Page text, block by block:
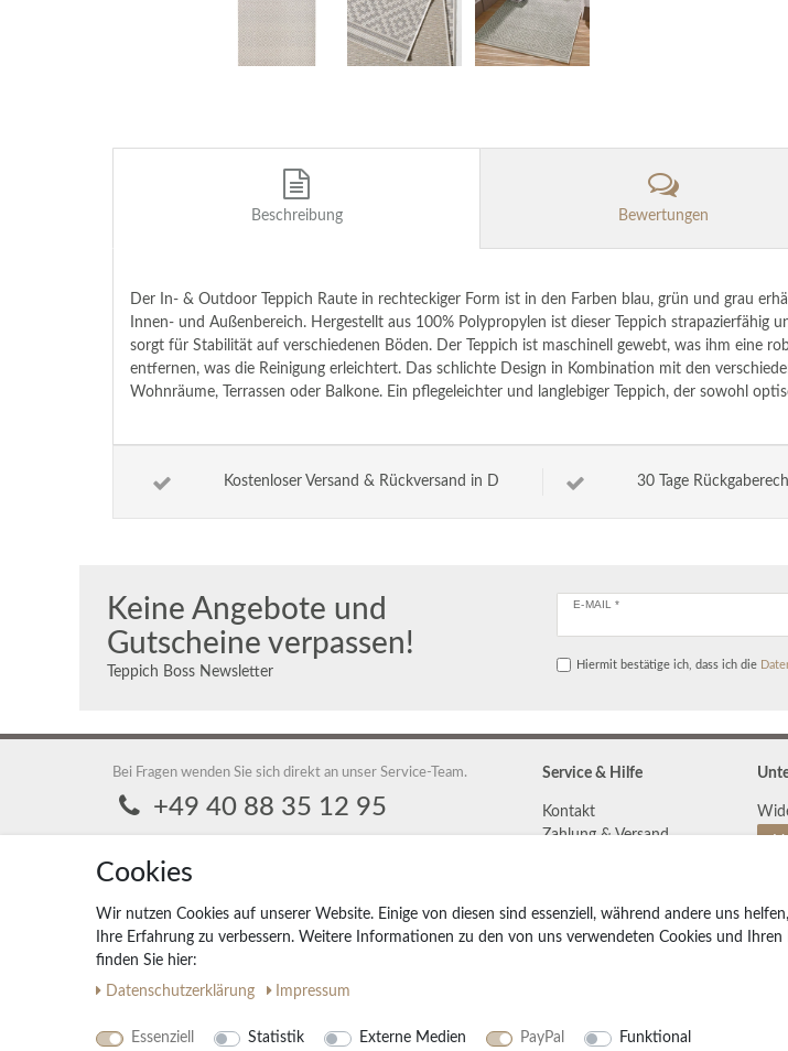
Beschreibung Bewertungen
Der In- & Outdoor Teppich Raute in rechteckiger Form ist in den Farben blau, grün und grau
Innen- und Außenbereich. Hergestellt aus 100% Polypropylen ist dieser Teppich
sorgt für Stabilität auf verschiedenen Böden. Der Teppich ist maschinell gewebt, was ihm eine
entfernen, was die Reinigung erleichtert. Das schlichte Design in Kombination mit den
Wohnräume, Terrassen oder Balkone. Ein pflegeleichter und langlebiger Teppich, der sowohl
Kostenloser Versand & Rückversand in D 30 Tage
Keine Angebote und
Gutscheine verpassen!
Teppich Boss Newsletter
E-MAIL *
Hiermit bestätige ich, dass ich die
Bei Fragen wenden Sie sich direkt an unser Service-Team.
+49 40 88 35 12 95
service@teppich-boss.de
Teppich Boss GmbH, 20259 Hamburg, Teppich Boss GmbH
Service & Hilfe
Kontakt
Zahlung & Versand
AGB
Cookies
Wir nutzen Cookies auf unserer Website. Einige von diesen sind essenziell, während andere uns
Ihre Erfahrung zu verbessern. Weitere Informationen zu den von uns verwendeten Cookies und Ihren
finden Sie hier:
Daten­schutz­erklärung
Impressum
Essenziell Statistik Externe Medien PayPal Funktional